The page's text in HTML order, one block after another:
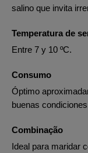
salino que invita
Temperatura de
Entre 7 y 10 ºC.
Consumo
Óptimo
buenas
Combinação
Ideal para maridar